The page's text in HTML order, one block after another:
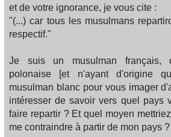
et de votre ignorance, je vous cite :
"(...) car tous les musulmans
respectif."
Je suis un musulman français,
polonaise [et n'ayant d'origine
musulman blanc pour vous imager
intéresser de savoir vers quel pays
faire repartir ? Et quel moyen
me contraindre à partir de mon pays ?